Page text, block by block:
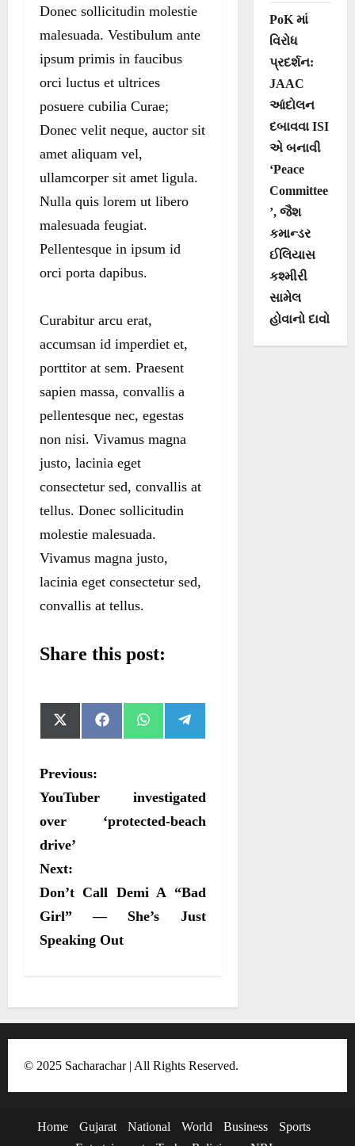
Donec sollicitudin molestie
malesuada. Vestibulum ante
ipsum primis in faucibus
orci luctus et ultrices
posuere cubilia Curae;
Donec velit neque, auctor sit
amet aliquam vel,
ullamcorper sit amet ligula.
Nulla quis lorem ut libero
malesuada feugiat.
Pellentesque in ipsum id
orci porta dapibus.
Curabitur arcu erat,
accumsan id imperdiet et,
porttitor at sem. Praesent
sapien massa, convallis a
pellentesque nec, egestas
non nisi. Vivamus magna
justo, lacinia eget
consectetur sed, convallis at
tellus. Donec sollicitudin
molestie malesuada.
Vivamus magna justo,
lacinia eget consectetur sed,
convallis at tellus.
Share this post:
e
o
n
i
t
)
k
n
A
p
p
o
n
r
a
m
P
o
s
t
n
a
v
a
t
i
o
Previous:
YouTuber investigated
over ‘protected-beach
drive’
Next:
Don’t Call Demi A “Bad
Girl” — She’s Just
Speaking Out
PoK માં
વિરોધ
પ્રદર્શન:
JAAC
આંદોલન
દબાવવા ISI
એ બનાવી
‘Peace
Committee
’, જૈશ
કમાન્ડર
ઈલિયાસ
કશ્મીરી
સામેલ
હોવાનો દાવો
© 2025 Sacharachar | All Rights Reserved.
Home Gujarat National World Business
Sports